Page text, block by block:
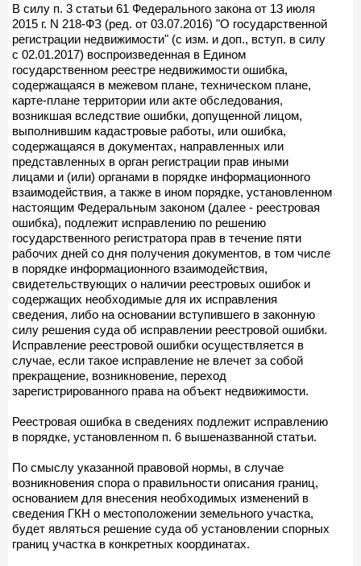
В силу п. 3 статьи 61 Федерального закона от 13 июля
2015 г. N 218-ФЗ (ред. от 03.07.2016) "О государственной
регистрации недвижимости" (с изм. и доп., вступ. в силу
с 02.01.2017) воспроизведенная в Едином
государственном реестре недвижимости ошибка,
содержащаяся в межевом плане, техническом плане,
карте-плане территории или акте обследования,
возникшая вследствие ошибки, допущенной лицом,
выполнившим кадастровые работы, или ошибка,
содержащаяся в документах, направленных или
представленных в орган регистрации прав иными
лицами и (или) органами в порядке информационного
взаимодействия, а также в ином порядке, установленном
настоящим Федеральным законом (далее - реестровая
ошибка), подлежит исправлению по решению
государственного регистратора прав в течение пяти
рабочих дней со дня получения документов, в том числе
в порядке информационного взаимодействия,
свидетельствующих о наличии реестровых ошибок и
содержащих необходимые для их исправления
сведения, либо на основании вступившего в законную
силу решения суда об исправлении реестровой ошибки.
Исправление реестровой ошибки осуществляется в
случае, если такое исправление не влечет за собой
прекращение, возникновение, переход
зарегистрированного права на объект недвижимости.
Реестровая ошибка в сведениях подлежит исправлению
в порядке, установленном п. 6 вышеназванной статьи.
По смыслу указанной правовой нормы, в случае
возникновения спора о правильности описания границ,
основанием для внесения необходимых изменений в
сведения ГКН о местоположении земельного участка,
будет являться решение суда об установлении спорных
границ участка в конкретных координатах.